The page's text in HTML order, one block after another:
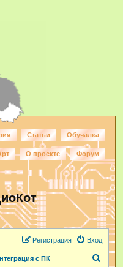
Статьи Обучалка
О проекте Форум
Вход
Регистрация
с ПК